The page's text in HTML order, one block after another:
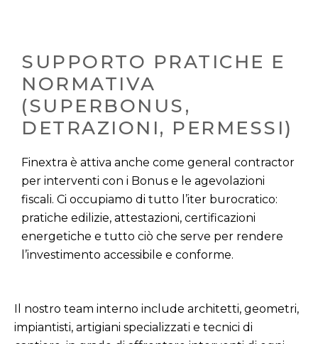
SUPPORTO PRATICHE E
NORMATIVA
(SUPERBONUS,
DETRAZIONI, PERMESSI)
Finextra è attiva anche come general contractor
per interventi con i Bonus e le agevolazioni
fiscali. Ci occupiamo di tutto l’iter burocratico:
pratiche edilizie, attestazioni, certificazioni
energetiche e tutto ciò che serve per rendere
l’investimento accessibile e conforme.
Il nostro team interno include architetti, geometri,
impiantisti, artigiani specializzati e tecnici di